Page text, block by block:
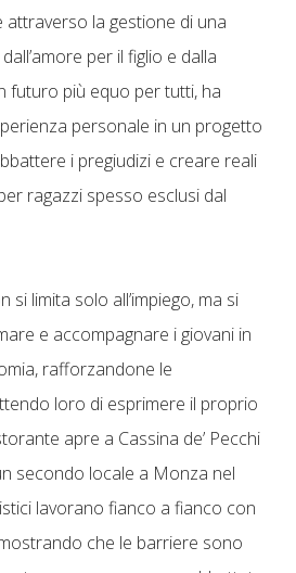
la gestione di una
per il figlio e dalla
futuro più equo per tutti, ha
personale in un progetto
i pregiudizi e creare reali
ragazzi spesso esclusi dal
si limita solo all’impiego, ma si
e accompagnare i giovani in
rafforzandone le
loro di esprimere il proprio
apre a Cassina de’ Pecchi
secondo locale a Monza nel
lavorano fianco a fianco con
che le barriere sono